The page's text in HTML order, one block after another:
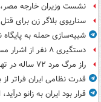
نشست وزیران خارجه مصر،
سناریوی بلاگر زن برای
شبیه‌سازی حمله به پایگاه
دستگیری ۸ نفر از اشرار مسلح شاخص و مرتبطین گروهک های تروریستی
راز مرگ مرد ۷۲ ساله در تهرانپارس فاش شد
قدرت نظامی ایران فراتر از
قرار بود ایران به زانو